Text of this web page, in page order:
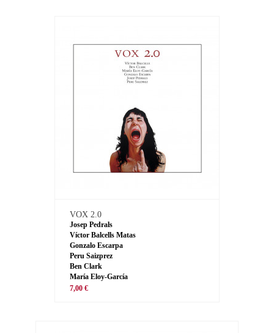
VOX 2.0
Josep Pedrals
Víctor Balcells Matas
Gonzalo Escarpa
Peru Saizprez
Ben Clark
María Eloy-García
7,00 €